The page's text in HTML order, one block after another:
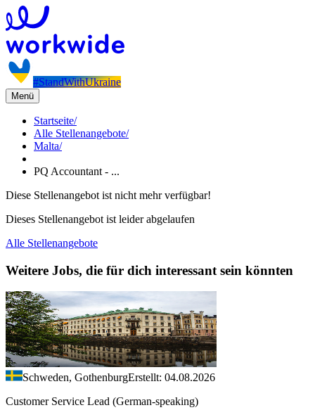
#StandWithUkraine
Menü
Startseite/
Alle Stellenangebote/
Malta/
PQ Accountant - ...
Diese Stellenangebot ist nicht mehr verfügbar!
Dieses Stellenangebot ist leider abgelaufen
Alle Stellenangebote
Weitere Jobs, die für dich interessant sein könnten
Schweden, GothenburgErstellt: 04.08.2026
Customer Service Lead (German-speaking)